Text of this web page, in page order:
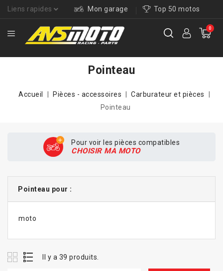
Liens rapides Mon garage Top 50 motos
0
Pointeau
Accueil Pièces - accessoires
Carburateur et pièces
Pointeau
Pour voir les pièces compatibles
CHOISIR MA MOTO
Pointeau pour :
moto
Il y a 39 produits.